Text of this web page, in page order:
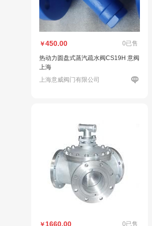
￥450.00 0已售
热动力圆盘式蒸汽疏水阀CS19H 意阀
上海
上海意威阀门有限公司
￥ 1660.00 0已售